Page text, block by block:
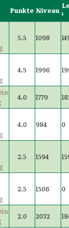
Punkte Niveau
¹
5.5 1098
4.5 1996
4.0 1779
4.0 984 0
2.5 1594
2.5 1506 0
2.0 2032